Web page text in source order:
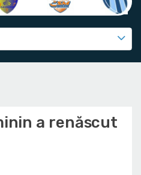
a renăscut